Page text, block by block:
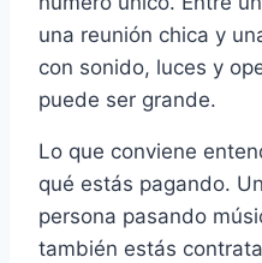
una reunión chica y
con sonido, luces y
puede ser grande.
Lo que conviene
qué estás pagando.
persona pasando
también estás